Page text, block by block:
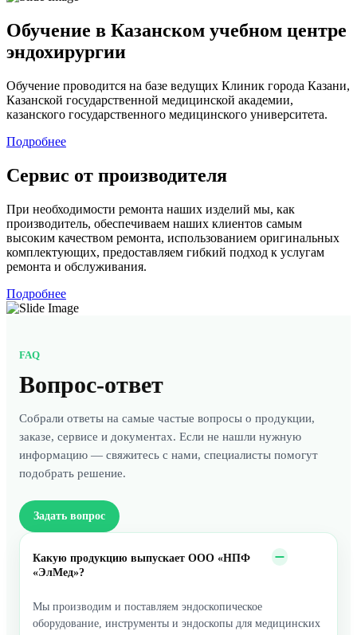
Обучение в Казанском учебном центре
эндохирургии
Обучение проводится на базе ведущих Клиник города Казани,
Казанской государственной медицинской академии,
казанского государственного медицинского университета.
Подробнее
Сервис от производителя
При необходимости ремонта наших изделий мы, как
производитель, обеспечиваем наших клиентов самым
высоким качеством ремонта, использованием оригинальных
комплектующих, предоставляем гибкий подход к услугам
ремонта и обслуживания.
Подробнее
FAQ
Вопрос-ответ
Собрали ответы на самые частые вопросы о продукции,
заказе, сервисе и документах. Если не нашли нужную
информацию — свяжитесь с нами, специалисты помогут
подобрать решение.
Задать вопрос
Какую продукцию выпускает ООО «НПФ
«ЭлМед»?
Мы производим и поставляем эндоскопическое
оборудование, инструменты и эндоскопы для медицинских